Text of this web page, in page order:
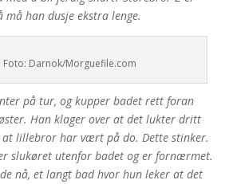
må han dusje ekstra lenge.
Foto: Darnok/Morguefile.com
på tur, og kupper badet rett foran
Han klager over at det lukter dritt
lillebror har vært på do. Dette stinker.
slukøret utenfor badet og er fornærmet.
nå, et langt bad hvor hun leker at det